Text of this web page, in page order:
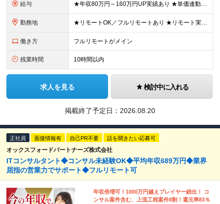
給与 ★年収80万円～160万円UP実績あり ★単価連動型×高還元率で年収UP ▼月給40万円～125万円＋各種手当 ┗想定年収：400万円～1500万円 ※固定残業代（30時間分／7万6000円～）を含
勤務地 ★リモートOK／フルリモートあり ★リモート実施率90%以上 ★一都三県のプロジェクト先 ★転居を伴う転勤なし ＜理想の働き方を実現できます！＞ ・フルリモート ・リモートと出社のハイブリッド ・フ
働き方 フルリモートがメイン
残業時間 10時間以内
求人を見る 検討中に入れる
掲載終了予定日： 2026.08.20
正社員 面接情報有 自己PR不要 話を聞きたい応募可
オックスフォードパートナーズ株式会社
ITコンサルタント◆コンサル未経験OK◆平均年収689万円◆業界
屈指の営業力でサポート◆フルリモート可
年収倍増可！1000万円越えプレイヤー続出！ コ
ンサル案件含む、上流工程案件8割！還元率83％